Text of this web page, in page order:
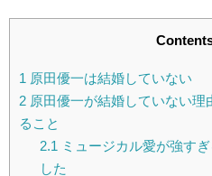
1 原田優一は結婚していない
2 原田優一が結婚していない
ること
2.1 ミュージカル愛が強す
した